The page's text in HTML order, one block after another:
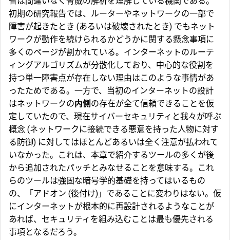
初期の研究報告では、ルーターやネットワークの一部で
障害が起きたとき (あるいは破壊されたとき) でもネット
ワークが動作を続けられるかどうかに関する懸念事項に
多くのページが割かれている。インターネットのルーテ
ィングアルゴリズムが分散化しており、中心的な役割を
持つ単一障害点が存在しない理由はこのような事情があ
ったためである。一方で、当初のインターネットの設計
はネットワークの内側 の存在が全て信頼できることを仮
定していたので、現在サイバーセキュリティと我々が呼ぶ
概念 (ネットワークに接続できる悪意を持った人物に対す
る防御) に対してはほとんどあるいは全く注意が払われて
いなかった。これは、本章で紹介するツールの多くが後
から追加されたパッチとみなせることを意味する。これ
らのツールは強固な暗号学的基礎を持ってはいるもの
の、「アドオン (後付け)」であることに変わりはない。仮
にインターネットが根本的に再設計されるようなことが
あれば、セキュリティを組み込むことは最も優先される
事項となるだろう。